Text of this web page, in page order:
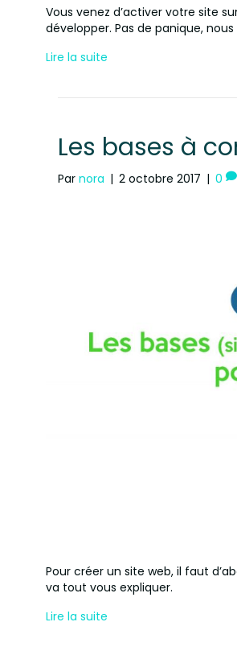
Vous venez d’activer votre site
développer. Pas de panique,
Lire la suite
Les bases à
Par nora | 2 octobre 2017 | 0
Pour créer un site web, il faut
va tout vous expliquer.
Lire la suite